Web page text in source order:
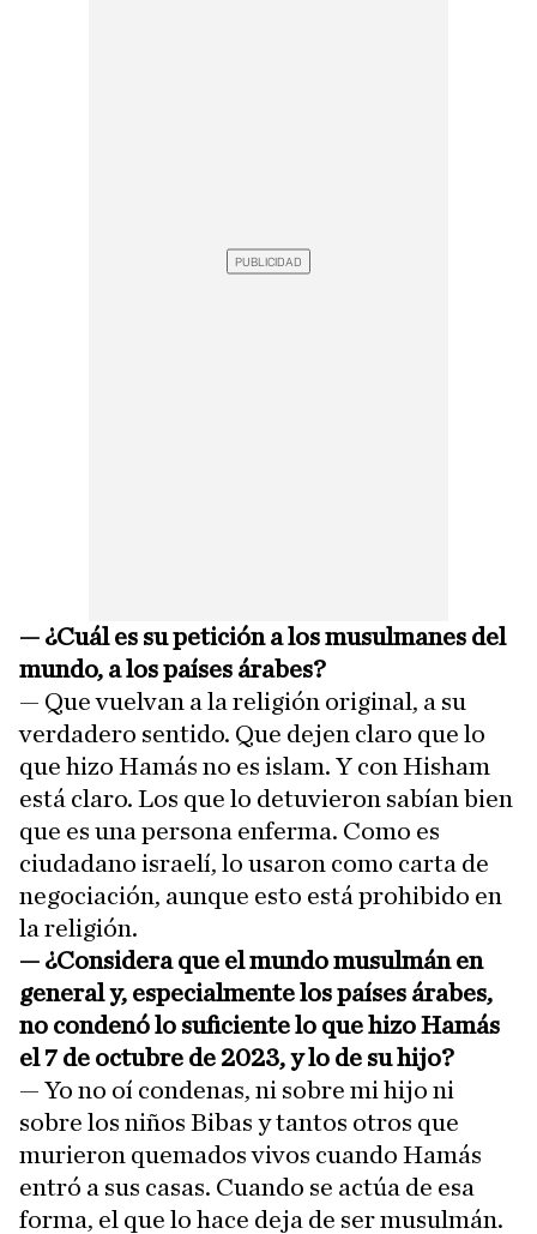
— ¿Cuál es su petición a los musulmanes del
mundo, a los países árabes?
— Que vuelvan a la religión original, a su
verdadero sentido. Que dejen claro que lo
que hizo Hamás no es islam. Y con Hisham
está claro. Los que lo detuvieron sabían bien
que es una persona enferma. Como es
ciudadano israelí, lo usaron como carta de
negociación, aunque esto está prohibido en
la religión.
— ¿Considera que el mundo musulmán en
general y, especialmente los países árabes,
no condenó lo suficiente lo que hizo Hamás
el 7 de octubre de 2023, y lo de su hijo?
— Yo no oí condenas, ni sobre mi hijo ni
sobre los niños Bibas y tantos otros que
murieron quemados vivos cuando Hamás
entró a sus casas. Cuando se actúa de esa
forma, el que lo hace deja de ser musulmán.